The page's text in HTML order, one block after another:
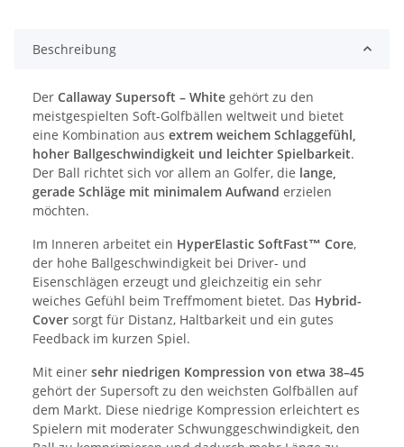
Beschreibung
Der Callaway Supersoft – White gehört zu den
meistgespielten Soft-Golfbällen weltweit und bietet
eine Kombination aus extrem weichem Schlaggefühl,
hoher Ballgeschwindigkeit und leichter Spielbarkeit.
Der Ball richtet sich vor allem an Golfer, die lange,
gerade Schläge mit minimalem Aufwand erzielen
möchten.
Im Inneren arbeitet ein HyperElastic SoftFast™ Core,
der hohe Ballgeschwindigkeit bei Driver- und
Eisenschlägen erzeugt und gleichzeitig ein sehr
weiches Gefühl beim Treffmoment bietet. Das Hybrid-
Cover sorgt für Distanz, Haltbarkeit und ein gutes
Feedback im kurzen Spiel.
Mit einer sehr niedrigen Kompression von etwa 38–45
gehört der Supersoft zu den weichsten Golfbällen auf
dem Markt. Diese niedrige Kompression erleichtert es
Spielern mit moderater Schwunggeschwindigkeit, den